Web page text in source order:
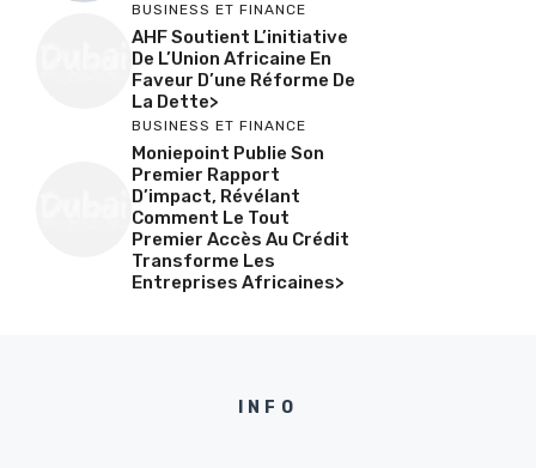
BUSINESS ET FINANCE
AHF Soutient L’initiative
De L’Union Africaine En
Faveur D’une Réforme De
La Dette>
BUSINESS ET FINANCE
Moniepoint Publie Son
Premier Rapport
D’impact, Révélant
Comment Le Tout
Premier Accès Au Crédit
Transforme Les
Entreprises Africaines>
INFO